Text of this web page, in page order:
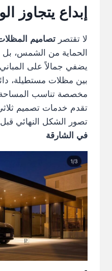
إبداع يتجاوز
لا تقتصر تصاميم
الحماية من الشمس،
يضفي جمالاً على المباني
بين مظلات مستطيلة،
مخصصة تناسب
تقدم خدمات تصميم
تصور الشكل النهائي
في الشارقة